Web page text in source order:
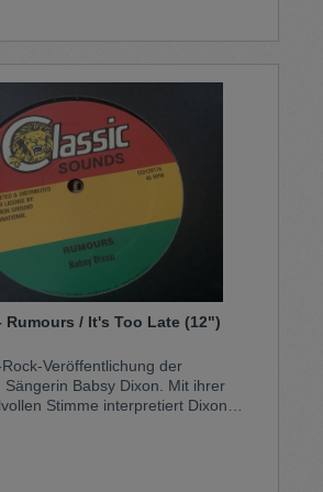
Rumours / It's Too Late (12")
Veröffentlichung der
Sängerin Babsy Dixon. Mit ihrer
Stimme interpretiert Dixon